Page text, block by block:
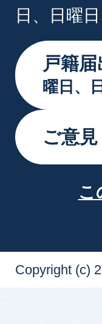
日、日曜
戸籍
曜日、
ご意
こ
Copyright (c)